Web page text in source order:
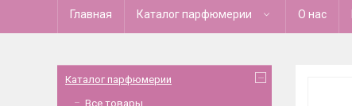
Главная Каталог парфюмерии О нас
Каталог парфюмерии
Все товары